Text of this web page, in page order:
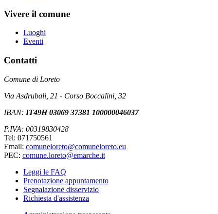
Vivere il comune
Luoghi
Eventi
Contatti
Comune di Loreto
Via Asdrubali, 21 - Corso Boccalini, 32
IBAN: IT49H 03069 37381 100000046037
P.IVA: 00319830428
Tel: 071750561
Email: comuneloreto@comuneloreto.eu
PEC: comune.loreto@emarche.it
Leggi le FAQ
Prenotazione appuntamento
Segnalazione disservizio
Richiesta d'assistenza